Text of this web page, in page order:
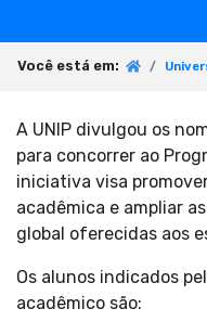
Você está em:
A UNIP divulgou os
para concorrer ao
iniciativa visa
acadêmica e ampliar
global oferecidas aos
Os alunos indicados
acadêmico são: